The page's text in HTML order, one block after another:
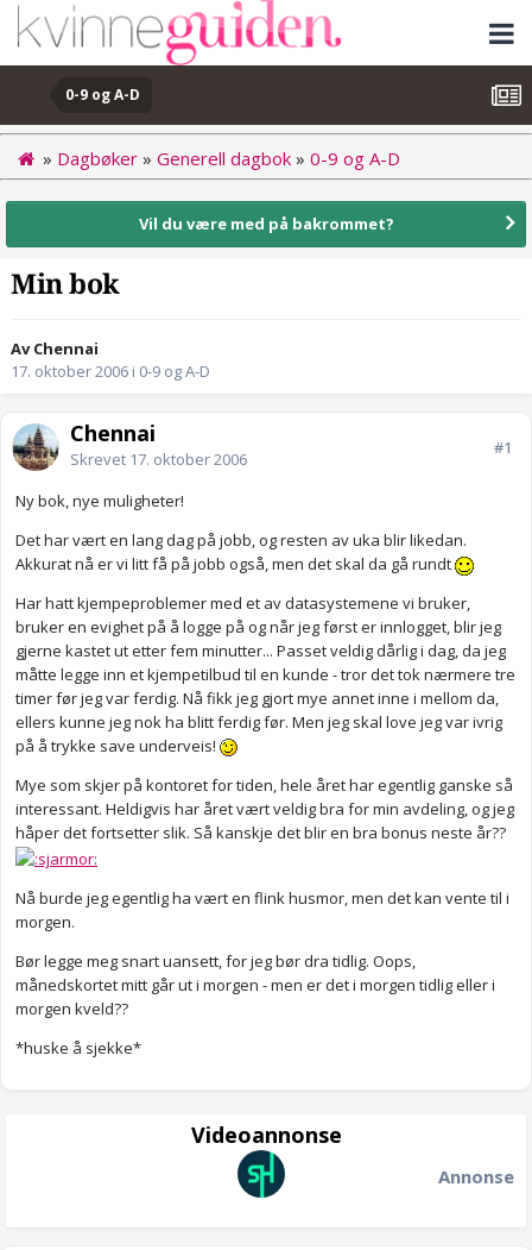
0-9 og A-D
» Dagbøker » Generell dagbok » 0-9 og A-D
Vil du være med på bakrommet?
Min bok
Av Chennai
17. oktober 2006 i 0-9 og A-D
Chennai
Skrevet 17. oktober 2006
#1
Ny bok, nye muligheter!
Det har vært en lang dag på jobb, og resten av uka blir likedan.
Akkurat nå er vi litt få på jobb også, men det skal da gå rundt
Har hatt kjempeproblemer med et av datasystemene vi bruker,
bruker en evighet på å logge på og når jeg først er innlogget, blir jeg
gjerne kastet ut etter fem minutter... Passet veldig dårlig i dag, da jeg
måtte legge inn et kjempetilbud til en kunde - tror det tok nærmere tre
timer før jeg var ferdig. Nå fikk jeg gjort mye annet inne i mellom da,
ellers kunne jeg nok ha blitt ferdig før. Men jeg skal love jeg var ivrig
på å trykke save underveis!
Mye som skjer på kontoret for tiden, hele året har egentlig ganske så
interessant. Heldigvis har året vært veldig bra for min avdeling, og jeg
håper det fortsetter slik. Så kanskje det blir en bra bonus neste år??
Nå burde jeg egentlig ha vært en flink husmor, men det kan vente til i
morgen.
Bør legge meg snart uansett, for jeg bør dra tidlig. Oops,
månedskortet mitt går ut i morgen - men er det i morgen tidlig eller i
morgen kveld??
*huske å sjekke*
Videoannonse
Annonse